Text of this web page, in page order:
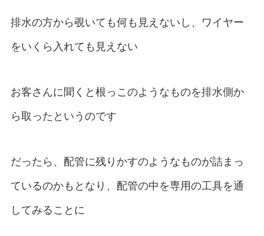
排水の方から覗いても何も見えないし、ワイヤー
をいくら入れても見えない
お客さんに聞くと根っこのようなものを排水側か
ら取ったというのです
だったら、配管に残りかすのようなものが詰まっ
ているのかもとなり、配管の中を専用の工具を通
してみることに